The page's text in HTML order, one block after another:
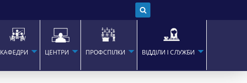
КАФЕДРИ ЦЕНТРИ ПРОФСПІЛКИ ВІДДІЛИ І СЛУЖБИ